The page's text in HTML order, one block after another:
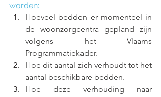
worden:
Hoeveel bedden er momenteel in
de woonzorgcentra gepland zijn
volgens het Vlaams
Programmatiekader.
Hoe dit aantal zich verhoudt tot het
aantal beschikbare bedden.
Hoe deze verhouding naar